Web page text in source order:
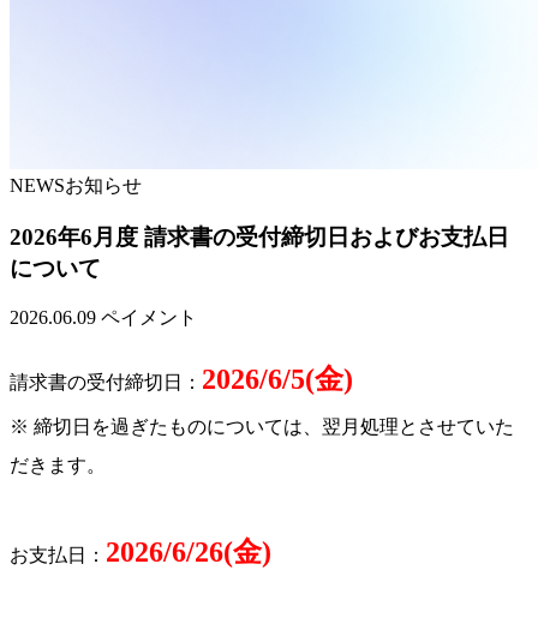
NEWSお知らせ
2026年6月度 請求書の受付締切日およびお支払日
について
2026.06.09 ペイメント
請求書の受付締切日： 2026/6/5(金)
※ 締切日を過ぎたものについては、翌月処理とさせていた
だきます。
お支払日： 2026/6/26(金)